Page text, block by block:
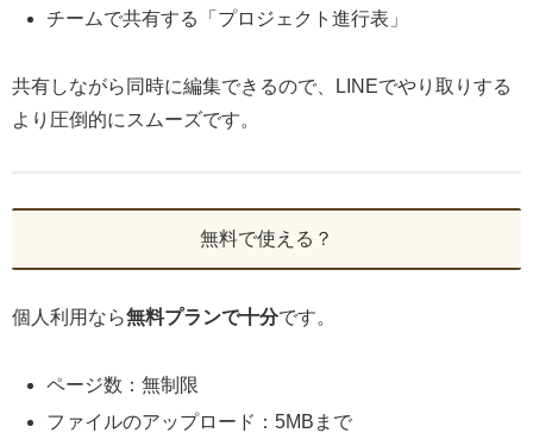
チームで共有する「プロジェクト進行表」
共有しながら同時に編集できるので、LINEでやり取りする
より圧倒的にスムーズです。
無料で使える？
個人利用なら無料プランで十分です。
ページ数：無制限
ファイルのアップロード：5MBまで